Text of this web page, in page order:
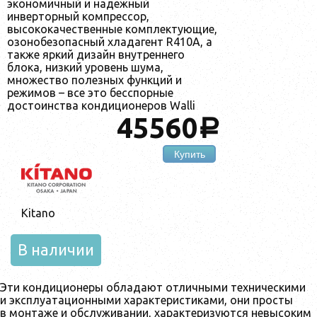
экономичный и надежный
инверторный компрессор,
высококачественные комплектующие,
озонобезопасный хладагент R410A, а
также яркий дизайн внутреннего
блока, низкий уровень шума,
множество полезных функций и
режимов – все это бесспорные
достоинства кондиционеров Walli
45560a
Купить
Kitano
В наличии
Эти кондиционеры обладают отличными техническими
и эксплуатационными характеристиками, они просты
в монтаже и обслуживании, характеризуются невысоким